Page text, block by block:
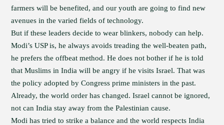
farmers will be benefited, and our youth are going to find new
avenues in the varied fields of technology.
But if these leaders decide to wear blinkers, nobody can help.
Modi’s USP is, he always avoids treading the well-beaten path,
he prefers the offbeat method. He does not bother if he is told
that Muslims in India will be angry if he visits Israel. That was
the policy adopted by Congress prime ministers in the past.
Already, the world order has changed. Israel cannot be ignored,
not can India stay away from the Palestinian cause.
Modi has tried to strike a balance and the world respects India